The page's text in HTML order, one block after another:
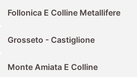
Follonica E Colline Metallifere
Grosseto - Castiglione
Monte Amiata E Colline